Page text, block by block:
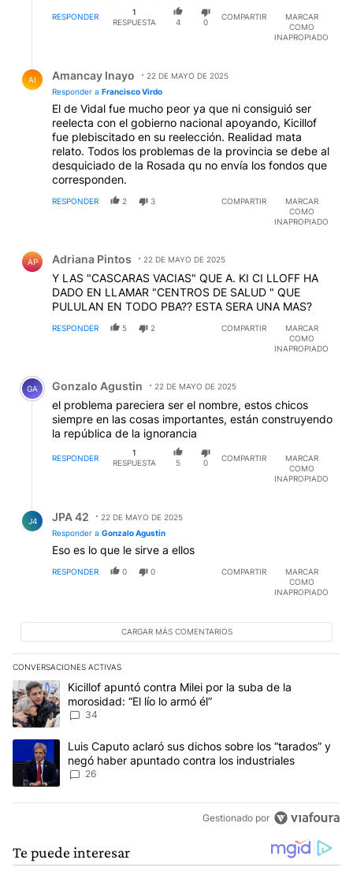
RESPONDER
1
RESPUESTA
4 0
COMPARTIR
MARCAR
COMO
INAPROPIADO
AI Amancay Inayo
22 DE MAYO DE 2025
Responder a Francisco Virdo
El de Vidal fue mucho peor ya que ni consiguió ser
reelecta con el gobierno nacional apoyando, Kicillof
fue plebiscitado en su reelección. Realidad mata
relato. Todos los problemas de la provincia se debe al
desquiciado de la Rosada qu no envía los fondos que
corresponden.
RESPONDER 2 3 COMPARTIR
MARCAR
COMO
INAPROPIADO
AP Adriana Pintos 22 DE MAYO DE 2025
Y LAS "CASCARAS VACIAS" QUE A. KI CI LLOFF HA
DADO EN LLAMAR "CENTROS DE SALUD " QUE
PULULAN EN TODO PBA?? ESTA SERA UNA MAS?
RESPONDER 5 2 COMPARTIR
MARCAR
COMO
INAPROPIADO
Comentario de Gonzalo Agustin.
GA Gonzalo Agustin 22 DE MAYO DE 2025
el problema pareciera ser el nombre, estos chicos
siempre en las cosas importantes, están construyendo
la república de la ignorancia
RESPONDER
1
RESPUESTA
5 0
COMPARTIR
MARCAR
COMO
INAPROPIADO
J4 JPA 42
22 DE MAYO DE 2025
Responder a Gonzalo Agustin
Eso es lo que le sirve a ellos
RESPONDER 0 0 COMPARTIR
MARCAR
COMO
INAPROPIADO
CARGAR MÁS COMENTARIOS
CONVERSACIONES ACTIVAS
Este listado muestra los artículos con más comentarios en los
Un artículo de tendencia con el título "Kicillof apuntó contra Milei
Kicillof apuntó contra Milei por la suba de la
morosidad: “El lío lo armó él”
34
Un artículo de tendencia con el título "Luis Caputo aclaró sus
Luis Caputo aclaró sus dichos sobre los “tarados” y
negó haber apuntado contra los industriales
26
Gestionado por